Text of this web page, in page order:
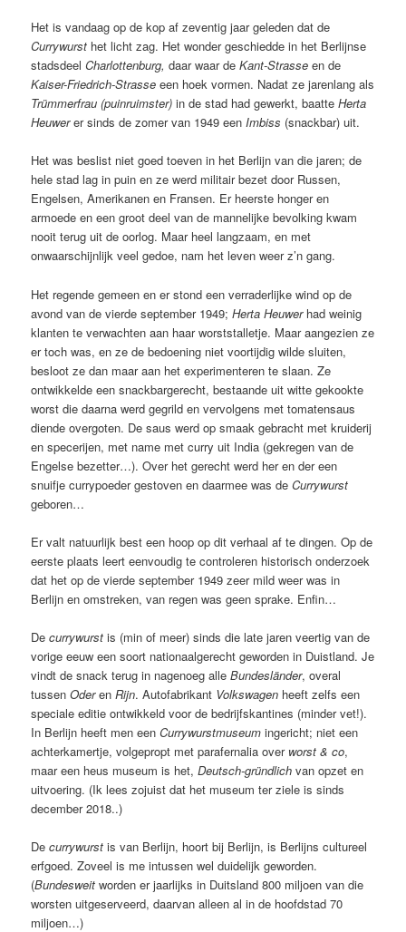
Het is vandaag op de kop af zeventig jaar geleden dat de
Currywurst het licht zag. Het wonder geschiedde in het Berlijnse
stadsdeelCharlottenburg, daar waar de Kant-Strasse en de
Kaiser-Friedrich-Strasse een hoek vormen. Nadat ze jarenlang als
Trümmerfrau (puinruimster)in de stad had gewerkt, baatte Herta
Heuwerer sinds de zomer van 1949 eenImbiss (snackbar) uit.
Het was beslist niet goed toeven in het Berlijn van die jaren; de
hele stad lag in puin en ze werd militair bezet door Russen,
Engelsen, Amerikanen en Fransen. Er heerste honger en
armoede en een groot deel van de mannelijke bevolking kwam
nooit terug uit de oorlog. Maar heel langzaam, en met
onwaarschijnlijk veel gedoe, nam het leven weer z’n gang.
Het regende gemeen en er stond een verraderlijke wind op de
avond van de vierde september 1949;Herta Heuwerhad weinig
klanten te verwachten aan haar worststalletje. Maar aangezien ze
er toch was, en ze de bedoening niet voortijdig wilde sluiten,
besloot ze dan maar aan het experimenteren te slaan. Ze
ontwikkelde een snackbargerecht, bestaande uit witte gekookte
worst die daarna werd gegrild en vervolgens met tomatensaus
diende overgoten. De saus werd op smaak gebracht met kruiderij
en specerijen, met name met curry uit India (gekregen van de
Engelse bezetter…). Over het gerecht werd her en der een
snuifje currypoeder gestoven en daarmee was deCurrywurst
geboren…
Er valt natuurlijk best een hoop op dit verhaal af te dingen. Op de
eerste plaats leert eenvoudig te controleren historisch onderzoek
dat het op de vierde september 1949 zeer mild weer was in
Berlijn en omstreken, van regen was geen sprake. Enfin…
Decurrywurstis (min of meer) sinds die late jaren veertig van de
vorige eeuw een soort nationaalgerecht geworden in Duistland. Je
vindt de snack terug in nagenoeg alleBundesländer, overal
tussenOderenRijn. Autofabrikant Volkswagen heeft zelfs een
speciale editie ontwikkeld voor de bedrijfskantines (minder vet!).
In Berlijn heeft men eenCurrywurstmuseumingericht; niet een
achterkamertje, volgepropt met parafernalia over worst & co,
maar een heus museum is het,Deutsch-gründlich van opzet en
uitvoering. (Ik lees zojuist dat het museum ter ziele is sinds
december 2018..)
Decurrywurst is van Berlijn, hoort bij Berlijn, is Berlijns cultureel
erfgoed. Zoveel is me intussen wel duidelijk geworden.
(Bundesweitworden er jaarlijks in Duitsland 800 miljoen van die
worsten uitgeserveerd, daarvan alleen al in de hoofdstad 70
miljoen…)